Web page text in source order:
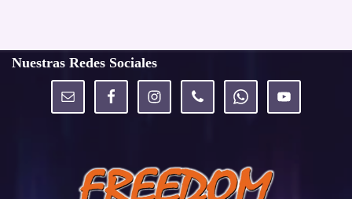
Nuestras Redes Sociales